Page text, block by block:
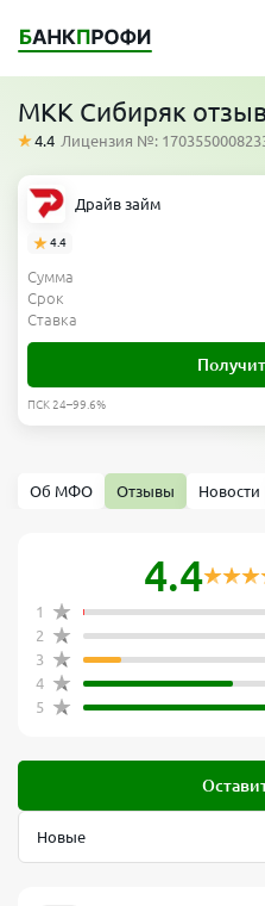
МКК Сибиряк
4.4 Лицензия №:
Драйв займ
4.4
Сумма
Срок
Ставка
ПСК 24–99.6%
Об МФО Отзывы Новости
4.4
1
2
3
4
5